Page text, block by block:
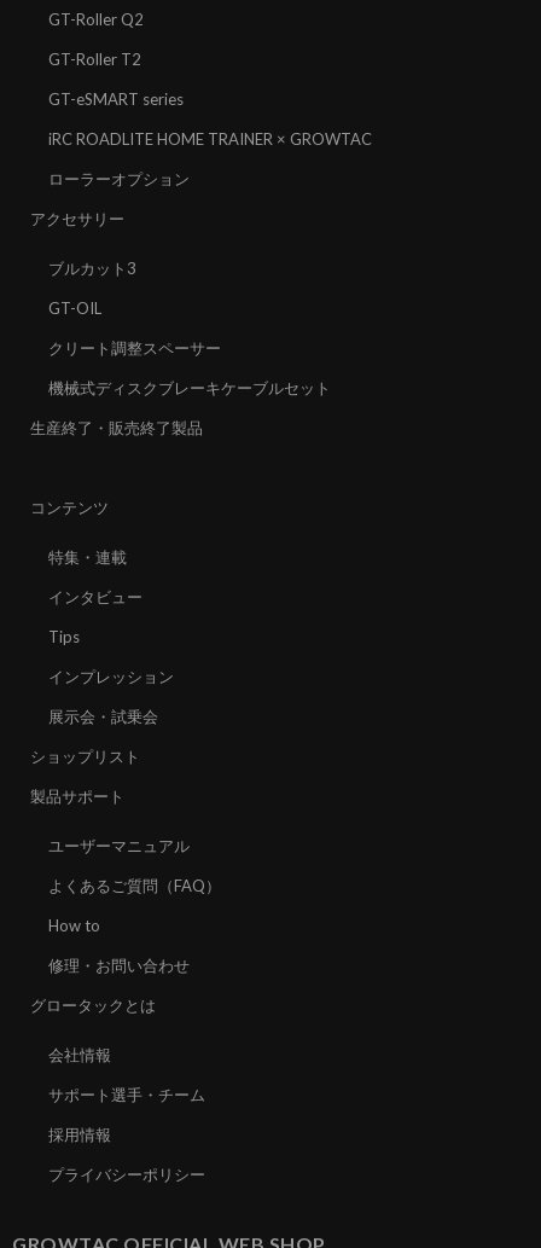
GT-Roller Q2
GT-Roller T2
GT-eSMART series
iRC ROADLITE HOME TRAINER × GROWTAC
ローラーオプション
アクセサリー
ブルカット3
GT-OIL
クリート調整スペーサー
機械式ディスクブレーキケーブルセット
生産終了・販売終了製品
コンテンツ
特集・連載
インタビュー
Tips
インプレッション
展示会・試乗会
ショップリスト
製品サポート
ユーザーマニュアル
よくあるご質問（FAQ）
How to
修理・お問い合わせ
グロータックとは
会社情報
サポート選手・チーム
採用情報
プライバシーポリシー